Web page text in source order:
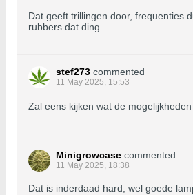
Dat geeft trillingen door, frequenties
rubbers dat ding.
stef273 commented
11 May 2025, 15:53
Zal eens kijken wat de mogelijkheden
Minigrowcase commented
11 May 2025, 18:38
Dat is inderdaad hard, wel goede